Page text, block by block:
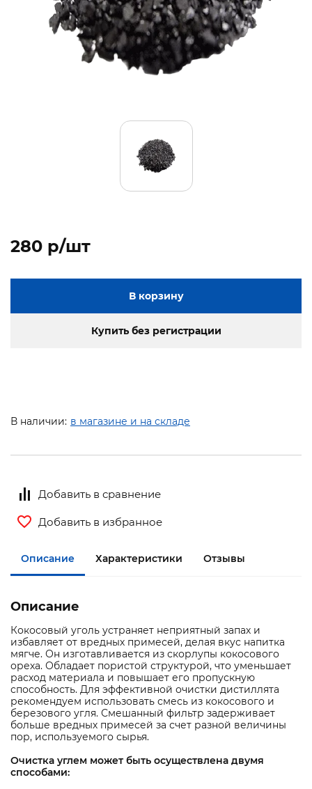
280 p/шт
В корзину
Купить без регистрации
В наличии: в магазине и на складе
Добавить в сравнение
Добавить в избранное
Описание Характеристики Отзывы
Описание
Кокосовый уголь устраняет неприятный запах и
избавляет от вредных примесей, делая вкус напитка
мягче. Он изготавливается из скорлупы кокосового
ореха. Обладает пористой структурой, что уменьшает
расход материала и повышает его пропускную
способность. Для эффективной очистки дистиллята
рекомендуем использовать смесь из кокосового и
березового угля. Смешанный фильтр задерживает
больше вредных примесей за счет разной величины
пор, используемого сырья.
Очистка углем может быть осуществлена двумя
способами: